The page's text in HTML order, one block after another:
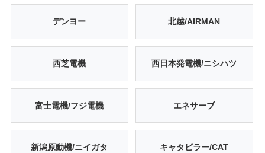
デンヨー 北越/AIRMAN
西芝電機 西日本発電機/ニシハツ
富士電機/フジ電機 エネサーブ
新潟原動機/ニイガタ キャタピラー/CAT